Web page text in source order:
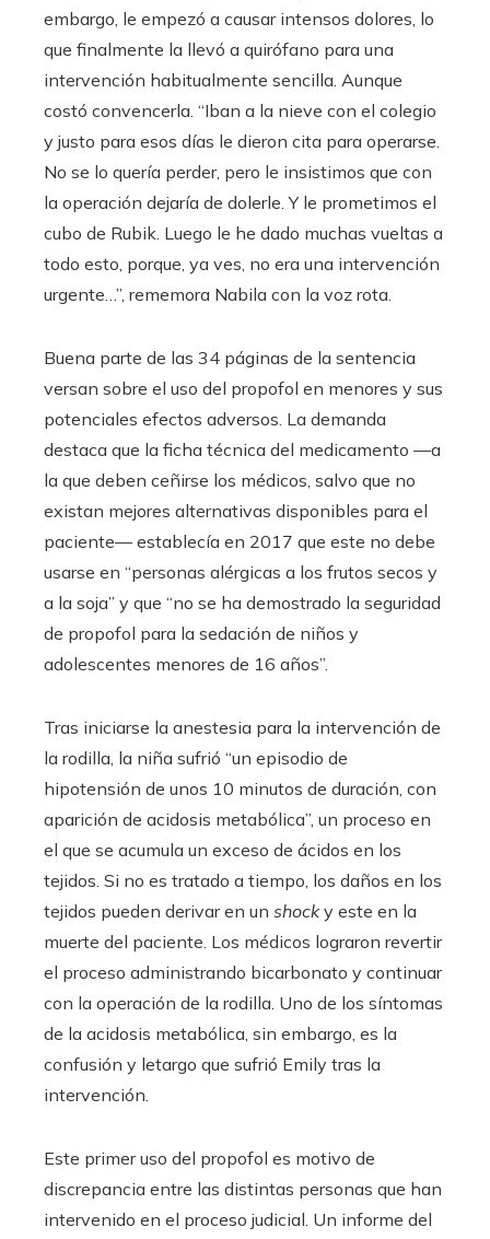
embargo, le empezó a causar intensos dolores, lo
que finalmente la llevó a quirófano para una
intervención habitualmente sencilla. Aunque
costó convencerla. “Iban a la nieve con el colegio
y justo para esos días le dieron cita para operarse.
No se lo quería perder, pero le insistimos que con
la operación dejaría de dolerle. Y le prometimos el
cubo de Rubik. Luego le he dado muchas vueltas a
todo esto, porque, ya ves, no era una intervención
urgente…”, rememora Nabila con la voz rota.
Buena parte de las 34 páginas de la sentencia
versan sobre el uso del propofol en menores y sus
potenciales efectos adversos. La demanda
destaca que la ficha técnica del medicamento —a
la que deben ceñirse los médicos, salvo que no
existan mejores alternativas disponibles para el
paciente— establecía en 2017 que este no debe
usarse en “personas alérgicas a los frutos secos y
a la soja” y que “no se ha demostrado la seguridad
de propofol para la sedación de niños y
adolescentes menores de 16 años”.
Tras iniciarse la anestesia para la intervención de
la rodilla, la niña sufrió “un episodio de
hipotensión de unos 10 minutos de duración, con
aparición de acidosis metabólica”, un proceso en
el que se acumula un exceso de ácidos en los
tejidos. Si no es tratado a tiempo, los daños en los
tejidos pueden derivar en un shocky este en la
muerte del paciente. Los médicos lograron revertir
el proceso administrando bicarbonato y continuar
con la operación de la rodilla. Uno de los síntomas
de la acidosis metabólica, sin embargo, es la
confusión y letargo que sufrió Emily tras la
intervención.
Este primer uso del propofol es motivo de
discrepancia entre las distintas personas que han
intervenido en el proceso judicial. Un informe del